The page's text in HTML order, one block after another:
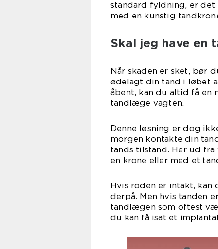
standard fyldning, er det
med en kunstig
Skal jeg have en
Når skaden er sket, bør
ødelagt din tand i løbet
åbent, kan du altid få en
tandlæge vagten.
Denne løsning er dog
morgen kontakte din
tands tilstand. Her ud
en krone eller med et
Hvis roden er intakt, kan
derpå. Men hvis tanden
tandlægen som oftest
du kan få isat et